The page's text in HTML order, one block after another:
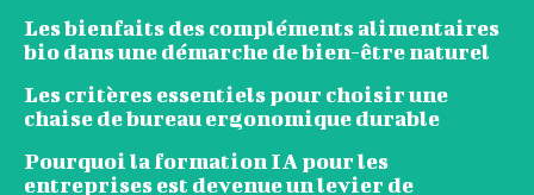
Les bienfaits des compléments alimentaires
bio dans une démarche de bien-être naturel
Les critères essentiels pour choisir une
chaise de bureau ergonomique durable
Pourquoi la formation IA pour les
entreprises est devenue un levier de